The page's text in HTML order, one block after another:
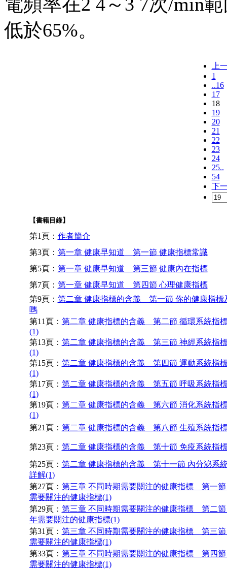
低於65%。
上
1
..16
17
18
19
20
21
22
23
24
25..
54
下
【書籍目錄】
第1頁： 作者簡介
第3頁： 第一章 健康早知道 第一節 健康指標常識
第5頁： 第一章 健康早知道 第三節 健康內在指標
第7頁： 第一章 健康早知道 第四節 心理健康指標
第9頁： 第二章 健康指標的含義 第一節 你的健康指標
嗎
第11頁： 第二章 健康指標的含義 第二節 循環系統指
(1)
第13頁： 第二章 健康指標的含義 第三節 神經系統指
(1)
第15頁： 第二章 健康指標的含義 第四節 運動系統指
(1)
第17頁： 第二章 健康指標的含義 第五節 呼吸系統指
(1)
第19頁： 第二章 健康指標的含義 第六節 消化系統指
(1)
第21頁： 第二章 健康指標的含義 第八節 生殖系統指
第23頁： 第二章 健康指標的含義 第十節 免疫系統指
第25頁： 第二章 健康指標的含義 第十一節 內分泌系
詳解(1)
第27頁： 第三章 不同時期需要關注的健康指標 第一節
需要關注的健康指標(1)
第29頁： 第三章 不同時期需要關注的健康指標 第二節
年需要關注的健康指標(1)
第31頁： 第三章 不同時期需要關注的健康指標 第三節
需要關注的健康指標(1)
第33頁： 第三章 不同時期需要關注的健康指標 第四節
需要關注的健康指標(1)